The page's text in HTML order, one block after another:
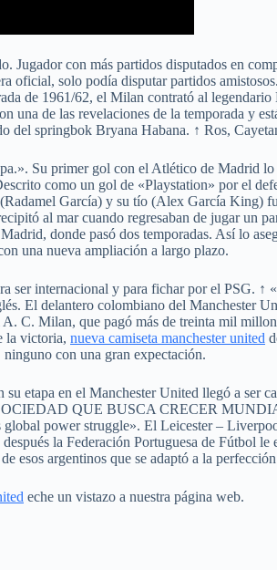
con más partidos disputados en
oficial, solo podía disputar partidos
de 1961/62, el Milan contrató al
una de las revelaciones de la temporada y
del springbok Bryana Habana. ↑ Ros,
Su primer gol con el Atlético de Madrid
como un gol de «Playstation» por el
García) y su tío (Alex García King)
al mar cuando regresaban de jugar un
donde pasó dos temporadas. Así lo
una nueva ampliación a largo plazo.
ser internacional y para fichar por el
El delantero colombiano del Manchester
Milan, que pagó más de treinta mil
la victoria, nueva camiseta manchester united
con una gran expectación.
etapa en el Manchester United llegó a
QUE BUSCA CRECER
power struggle». El Leicester –
la Federación Portuguesa de Fútbol
esos argentinos que se adaptó a la
eche un vistazo a nuestra página web.